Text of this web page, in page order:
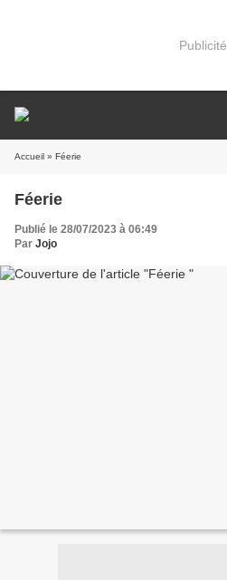
Publicité
Accueil » Féerie
Féerie
Publié le 28/07/2023 à 06:49
Par Jojo